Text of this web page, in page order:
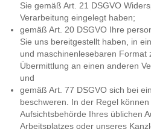
Sie gemäß Art. 21 DSGVO
Verarbeitung eingelegt haben;
gemäß Art. 20 DSGVO Ihre
Sie uns bereitgestellt haben, in
und maschinenlesebaren Format
Übermittlung an einen anderen
und
gemäß Art. 77 DSGVO sich bei
beschweren. In der Regel
Aufsichtsbehörde Ihres üblichen
Arbeitsplatzes oder unseres